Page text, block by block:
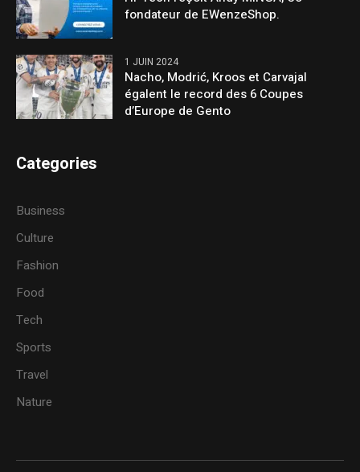
fondateur de EWenzeShop.
1 JUIN 2024
Nacho, Modrić, Kroos et Carvajal
égalent le record des 6 Coupes
d’Europe de Gento
Categories
Business
Culture
Fashion
Food
Tech
Sports
Travel
Nature